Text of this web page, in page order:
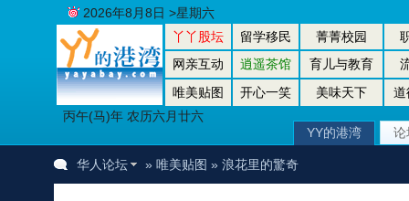
丫丫股坛 留学移民 菁菁校园
网亲互动
逍遥茶馆 育儿与教育
唯美贴图
开心一笑 美味天下
道
丙午(马)年 农历六月廿六
2026年8月8日 >星期六
YY的港湾 论
华人论坛 » 唯美贴图 » 浪花里的驚奇